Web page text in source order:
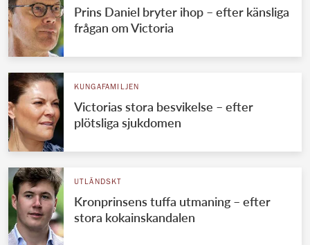
Prins Daniel bryter ihop – efter känsliga
frågan om Victoria
KUNGAFAMILJEN
Victorias stora besvikelse – efter
plötsliga sjukdomen
UTLÄNDSKT
Kronprinsens tuffa utmaning – efter
stora kokainskandalen